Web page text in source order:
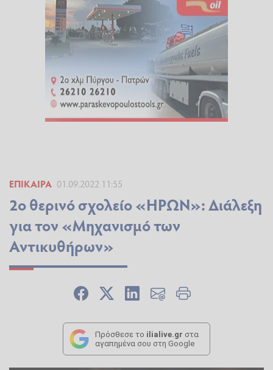
ΕΠΊΚΑΙΡΑ 01.09.2022 11:55
2ο θερινό σχολείο «ΗΡΩΝ»: Διάλεξη
για τον «Μηχανισμό των
Αντικυθήρων»
Πρόσθεσε το ilialive.gr στα
αγαπημένα σου στη Google